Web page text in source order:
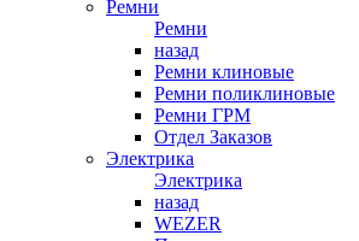
Ремни
Ремни
назад
Ремни клиновые
Ремни поликлиновые
Ремни ГРМ
Отдел Заказов
Электрика
Электрика
назад
WEZER